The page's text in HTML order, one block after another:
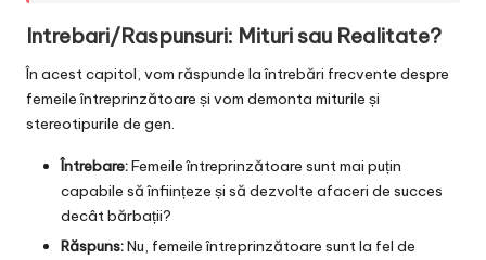
Intrebari/Raspunsuri: Mituri sau Realitate?
În acest capitol, vom răspunde la întrebări frecvente despre
femeile întreprinzătoare și vom demonta miturile și
stereotipurile de gen.
Întrebare:Femeile întreprinzătoare sunt mai puțin
capabile să înființeze și să dezvolte afaceri de succes
decât bărbații?
Răspuns:Nu, femeile întreprinzătoare sunt la fel de